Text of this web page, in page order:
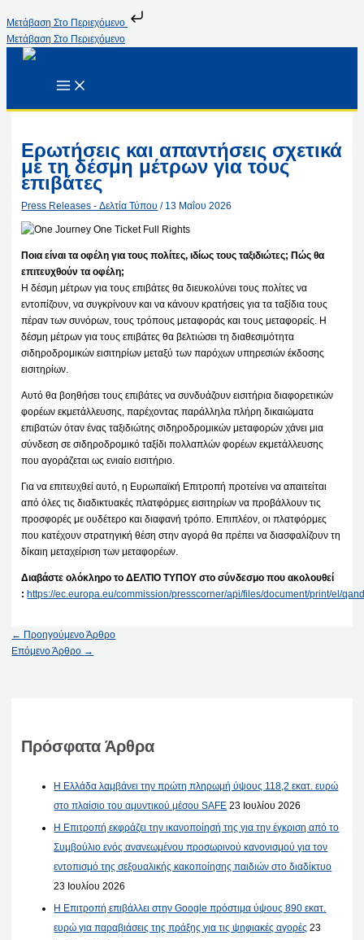
Μετάβαση Στο Περιεχόμενο
Μετάβαση Στο Περιεχόμενο
Ερωτήσεις και απαντήσεις σχετικά
με τη δέσμη μέτρων για τους
επιβάτες
Press Releases - Δελτία Τύπου / 13 Μαΐου 2026
Ποια είναι τα οφέλη για τους πολίτες, ιδίως τους ταξιδιώτες; Πώς θα
επιτευχθούν τα οφέλη;
Η δέσμη μέτρων για τους επιβάτες θα διευκολύνει τους πολίτες να
εντοπίζουν, να συγκρίνουν και να κάνουν κρατήσεις για τα ταξίδια τους
πέραν των συνόρων, τους τρόπους μεταφοράς και τους μεταφορείς. Η
δέσμη μέτρων για τους επιβάτες θα βελτιώσει τη διαθεσιμότητα
σιδηροδρομικών εισιτηρίων μεταξύ των παρόχων υπηρεσιών έκδοσης
εισιτηρίων.
Αυτό θα βοηθήσει τους επιβάτες να συνδυάζουν εισιτήρια διαφορετικών
φορέων εκμετάλλευσης, παρέχοντας παράλληλα πλήρη δικαιώματα
επιβατών όταν ένας ταξιδιώτης σιδηροδρομικών μεταφορών χάνει μια
σύνδεση σε σιδηροδρομικό ταξίδι πολλαπλών φορέων εκμετάλλευσης
που αγοράζεται ως ενιαίο εισιτήριο.
Για να επιτευχθεί αυτό, η Ευρωπαϊκή Επιτροπή προτείνει να απαιτείται
από όλες τις διαδικτυακές πλατφόρμες εισιτηρίων να προβάλλουν τις
προσφορές με ουδέτερο και διαφανή τρόπο. Επιπλέον, οι πλατφόρμες
που κατέχουν στρατηγική θέση στην αγορά θα πρέπει να διασφαλίζουν τη
δίκαιη μεταχείριση των μεταφορέων.
Διαβάστε ολόκληρο το ΔΕΛΤΙΟ ΤΥΠΟΥ στο σύνδεσμο που ακολουθεί
: https://ec.europa.eu/commission/presscorner/api/files/document/print/el/
← Προηγούμενο Άρθρο
Επόμενο Άρθρο →
Πρόσφατα Άρθρα
Η Ελλάδα λαμβάνει την πρώτη πληρωμή ύψους 118,2 εκατ. ευρώ
στο πλαίσιο του αμυντικού μέσου SAFE 23 Ιουλίου 2026
Η Επιτροπή εκφράζει την ικανοποίησή της για την έγκριση από το
Συμβούλιο ενός ανανεωμένου προσωρινού κανονισμού για τον
εντοπισμό της σεξουαλικής κακοποίησης παιδιών στο διαδίκτυο
23 Ιουλίου 2026
Η Επιτροπή επιβάλλει στην Google πρόστιμα ύψους 890 εκατ.
ευρώ για παραβιάσεις της πράξης για τις ψηφιακές αγορές 23